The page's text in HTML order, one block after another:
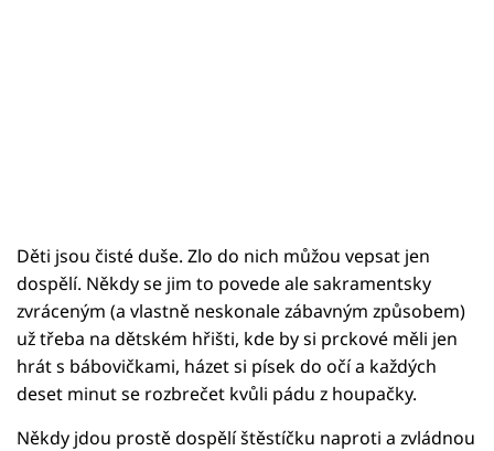
Děti jsou čisté duše. Zlo do nich můžou vepsat jen
dospělí. Někdy se jim to povede ale sakramentsky
zvráceným (a vlastně neskonale zábavným způsobem)
už třeba na dětském hřišti, kde by si prckové měli jen
hrát s bábovičkami, házet si písek do očí a každých
deset minut se rozbrečet kvůli pádu z houpačky.
Někdy jdou prostě dospělí štěstíčku naproti a zvládnou